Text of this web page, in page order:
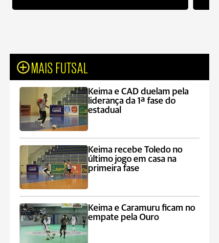
MAIS FUTSAL
Keima e CAD duelam pela
liderança da 1ª fase do
estadual
Keima recebe Toledo no
último jogo em casa na
primeira fase
Keima e Caramuru ficam no
empate pela Ouro